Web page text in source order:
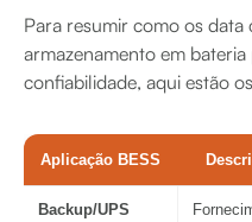
Para resumir como os data
armazenamento em
confiabilidade, aqui estão
Aplicação BESS
Backup/UPS